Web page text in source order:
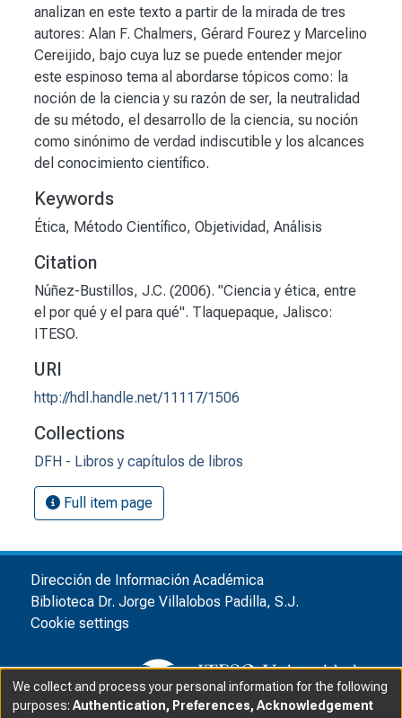
analizan en este texto a partir de la mirada de tres
autores: Alan F. Chalmers, Gérard Fourez y Marcelino
Cereijido, bajo cuya luz se puede entender mejor
este espinoso tema al abordarse tópicos como: la
noción de la ciencia y su razón de ser, la neutralidad
de su método, el desarrollo de la ciencia, su noción
como sinónimo de verdad indiscutible y los alcances
del conocimiento científico.
Keywords
Ética, Método Científico, Objetividad, Análisis
Citation
Núñez-Bustillos, J.C. (2006). "Ciencia y ética, entre
el por qué y el para qué". Tlaquepaque, Jalisco:
ITESO.
URI
http://hdl.handle.net/11117/1506
Collections
DFH - Libros y capítulos de libros
Full item page
Dirección de Información Académica
Biblioteca Dr. Jorge Villalobos Padilla, S.J.
Cookie settings
We collect and process your personal information for the following
purposes: Authentication, Preferences, Acknowledgement